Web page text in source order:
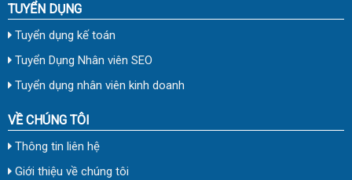
TUYỂN DỤNG
Tuyển dụng kế toán
Tuyển Dụng Nhân viên SEO
Tuyển dụng nhân viên kinh doanh
VỀ CHÚNG TÔI
Thông tin liên hệ
Giới thiệu về chúng tôi